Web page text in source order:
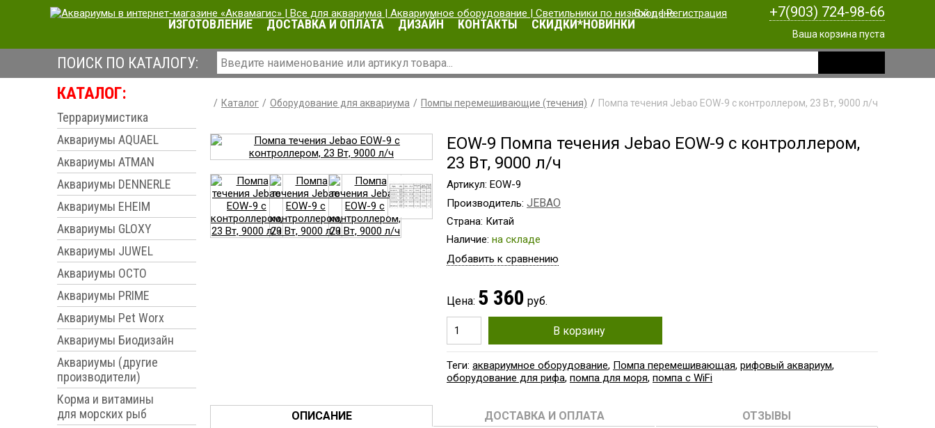
Вход|Регистрация +7(903) 724-98-66
Ваша корзина пуста
ИЗГОТОВЛЕНИЕ ДОСТАВКА И ОПЛАТА ДИЗАЙН КОНТАКТЫ СКИДКИ*НОВИНКИ
ПОИСК ПО КАТАЛОГУ:
КАТАЛОГ:
Террариумистика
Аквариумы AQUAEL
Аквариумы ATMAN
Аквариумы DENNERLE
Аквариумы EHEIM
Аквариумы GLOXY
Аквариумы JUWEL
Аквариумы OCTO
Аквариумы PRIME
Аквариумы Pet Worx
Аквариумы Биодизайн
Аквариумы (другие
производители)
Корма и витамины
для морских рыб
Каталог Оборудование для аквариума Помпы перемешивающие (течения) Помпа течения Jebao EOW-9 c контроллером, 23 Вт, 9000 л/ч
EOW-9 Помпа течения Jebao EOW-9 c контроллером,
23 Вт, 9000 л/ч
Артикул: EOW-9
Производитель: JEBAO
Страна: Китай
Наличие: на складе
Добавить к сравнению
Цена: 5 360 руб.
В корзину
Теги: аквариумное оборудование, Помпа перемешивающая, рифовый аквариум,
оборудование для рифа, помпа для моря, помпа с WiFi
ОПИСАНИЕ ДОСТАВКА И ОПЛАТА ОТЗЫВЫ